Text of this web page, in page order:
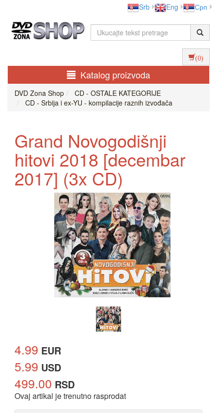
Srb Eng Срп
(0)
Katalog proizvoda
DVD Zona Shop
CD - OSTALE KATEGORIJE
CD - Srbija i ex-YU - kompilacije raznih izvođača
Grand Novogodišnji
hitovi 2018 [decembar
2017] (3x CD)
4.99 EUR
5.99 USD
499.00 RSD
Ovaj artikal je trenutno rasprodat